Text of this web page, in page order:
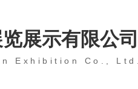
展示有限公司
Exhibition Co., Ltd.